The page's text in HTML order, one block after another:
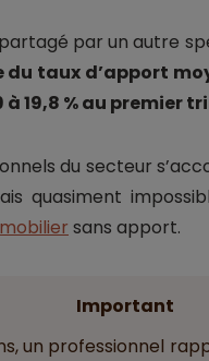
par un autre
du taux d’apport
à 19,8 % au premier
du secteur
quasiment
sans apport.
Important
un professionnel